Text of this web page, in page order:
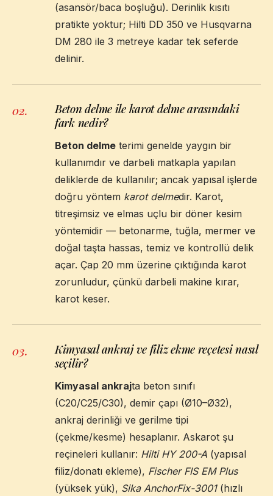
(asansör/baca boşluğu). Derinlik kısıtı
pratikte yoktur; Hilti DD 350 ve Husqvarna
DM 280 ile 3 metreye kadar tek seferde
delinir.
02.
Beton delme ile karot delme arasındaki
fark nedir?
Beton delme terimi genelde yaygın bir
kullanımdır ve darbeli matkapla yapılan
deliklerde de kullanılır; ancak yapısal işlerde
doğru yöntem karot delmedir. Karot,
titreşimsiz ve elmas uçlu bir döner kesim
yöntemidir — betonarme, tuğla, mermer ve
doğal taşta hassas, temiz ve kontrollü delik
açar. Çap 20 mm üzerine çıktığında karot
zorunludur, çünkü darbeli makine kırar,
karot keser.
03.
Kimyasal ankraj ve filiz ekme reçetesi nasıl
seçilir?
Kimyasal ankrajta beton sınıfı
(C20/C25/C30), demir çapı (Ø10–Ø32),
ankraj derinliği ve gerilme tipi
(çekme/kesme) hesaplanır. Askarot şu
reçineleri kullanır: Hilti HY 200-A (yapısal
filiz/donatı ekleme), Fischer FIS EM Plus
(yüksek yük), Sika AnchorFix-3001(hızlı